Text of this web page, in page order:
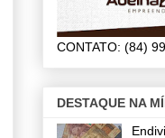
CONTATO: (84)
DESTAQUE NA